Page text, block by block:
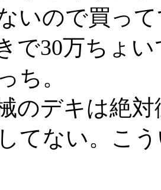
いので買っ
で30万ちょ
ち。
のデキは絶
てない。こ